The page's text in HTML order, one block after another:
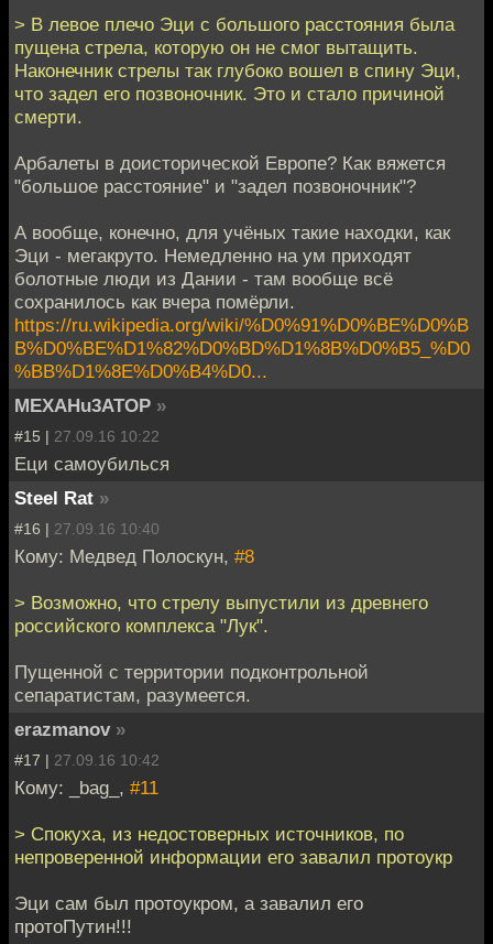
> В левое плечо Эци с большого расстояния была
пущена стрела, которую он не смог вытащить.
Наконечник стрелы так глубоко вошел в спину Эци,
что задел его позвоночник. Это и стало причиной
смерти.
Арбалеты в доисторической Европе? Как вяжется
"большое расстояние" и "задел позвоночник"?
А вообще, конечно, для учёных такие находки, как
Эци - мегакруто. Немедленно на ум приходят
болотные люди из Дании - там вообще всё
сохранилось как вчера помёрли.
https://ru.wikipedia.org/wiki/%D0%91%D0%BE%D0%B
B%D0%BE%D1%82%D0%BD%D1%8B%D0%B5_%D0
%BB%D1%8E%D0%B4%D0...
MEXAHu3ATOP »
#15 | 27.09.16 10:22
Еци самоубилься
Steel Rat »
#16 | 27.09.16 10:40
Кому: Медвед Полоскун, #8
> Возможно, что стрелу выпустили из древнего
российского комплекса "Лук".
Пущенной с территории подконтрольной
сепаратистам, разумеется.
erazmanov »
#17 | 27.09.16 10:42
Кому: _bag_, #11
> Спокуха, из недостоверных источников, по
непроверенной информации его завалил протоукр
Эци сам был протоукром, а завалил его
протоПутин!!!